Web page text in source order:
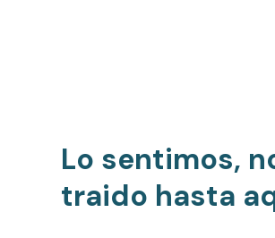
Lo sentimos,
traido hasta